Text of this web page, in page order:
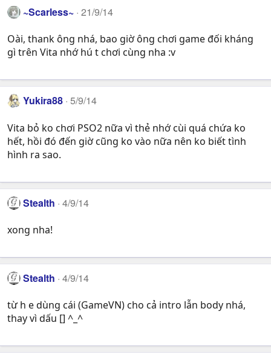
~Scarless~ 21/9/14
Oài, thank ông nhá, bao giờ ông chơi game đối kháng
gì trên Vita nhớ hú t chơi cùng nha :v
Yukira88 5/9/14
Vita bỏ ko chơi PSO2 nữa vì thẻ nhớ cùi quá chứa ko
hết, hồi đó đến giờ cũng ko vào nữa nên ko biết tình
hình ra sao.
Stealth 4/9/14
xong nha!
Stealth 4/9/14
từ h e dùng cái (GameVN) cho cả intro lẫn body nhá,
thay vì dấu [] ^_^